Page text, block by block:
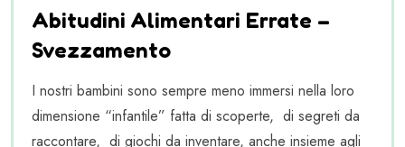
Abitudini Alimentari Errate –
Svezzamento
I nostri bambini sono sempre meno immersi nella loro
dimensione “infantile” fatta di scoperte, di segreti da
raccontare, di giochi da inventare, anche insieme agli